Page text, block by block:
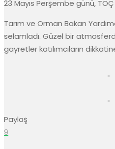
23 Mayıs Perşembe günü,
Tarım ve Orman Bakan
selamladı. Güzel bir
gayretler katılımcıların
Paylaş
9